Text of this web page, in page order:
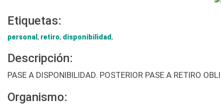
Etiquetas:
personal , retiro, disponibilidad,
Descripción:
PASE A DISPONIBILIDAD. POSTERIOR PASE A RETIRO
Organismo: